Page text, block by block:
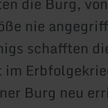
nie
schafften
Burg neu